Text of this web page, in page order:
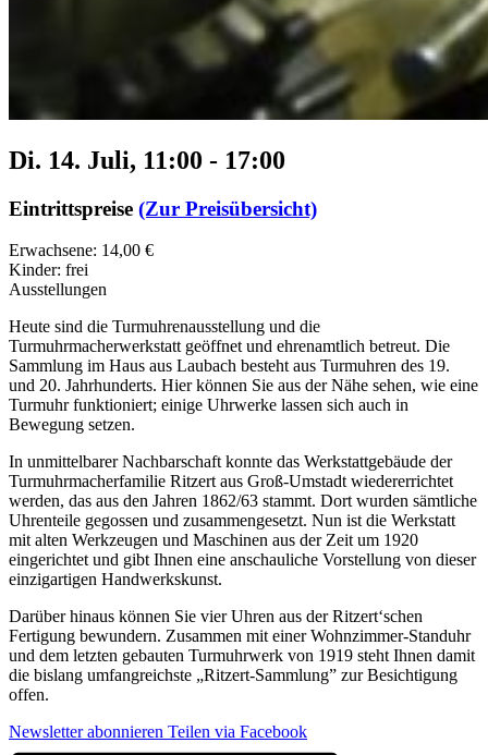
Di. 14. Juli, 11:00 - 17:00
Eintrittspreise (Zur Preisübersicht)
Erwachsene: 14,00 €
Kinder: frei
Ausstellungen
Heute sind die Turmuhrenausstellung und die
Turmuhrmacherwerkstatt geöffnet und ehrenamtlich betreut. Die
Sammlung im Haus aus Laubach besteht aus Turmuhren des 19.
und 20. Jahrhunderts. Hier können Sie aus der Nähe sehen, wie eine
Turmuhr funktioniert; einige Uhrwerke lassen sich auch in
Bewegung setzen.
In unmittelbarer Nachbarschaft konnte das Werkstattgebäude der
Turmuhrmacherfamilie Ritzert aus Groß-Umstadt wiedererrichtet
werden, das aus den Jahren 1862/63 stammt. Dort wurden sämtliche
Uhrenteile gegossen und zusammengesetzt. Nun ist die Werkstatt
mit alten Werkzeugen und Maschinen aus der Zeit um 1920
eingerichtet und gibt Ihnen eine anschauliche Vorstellung von dieser
einzigartigen Handwerkskunst.
Darüber hinaus können Sie vier Uhren aus der Ritzert‘schen
Fertigung bewundern. Zusammen mit einer Wohnzimmer-Standuhr
und dem letzten gebauten Turmuhrwerk von 1919 steht Ihnen damit
die bislang umfangreichste „Ritzert-Sammlung” zur Besichtigung
offen.
Newsletter abonnieren Teilen via Facebook